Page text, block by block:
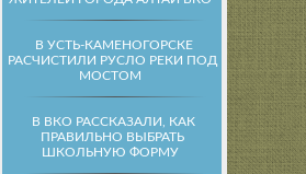
В УСТЬ-КАМЕНОГОРСКЕ
РАСЧИСТИЛИ РУСЛО РЕКИ ПОД
МОСТОМ
В ВКО РАССКАЗАЛИ, КАК
ПРАВИЛЬНО ВЫБРАТЬ
ШКОЛЬНУЮ ФОРМУ